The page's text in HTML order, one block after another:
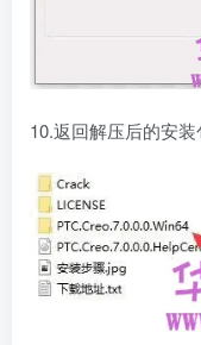
10.返回解压后的安装